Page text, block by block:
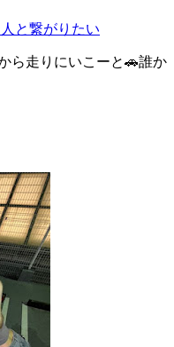
と繋がりたい
ら走りにいこーと🚗誰か